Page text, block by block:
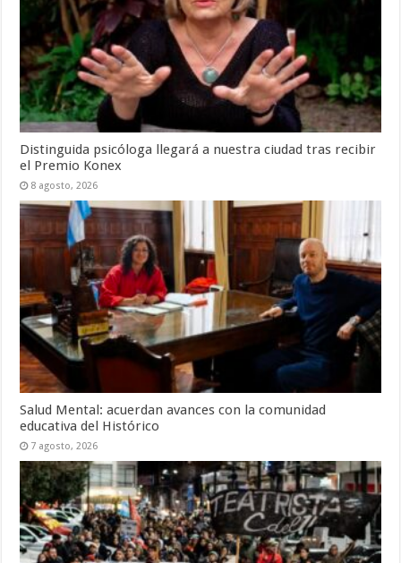
Distinguida psicóloga llegará a nuestra ciudad tras recibir
el Premio Konex
8 agosto, 2026
Salud Mental: acuerdan avances con la comunidad
educativa del Histórico
7 agosto, 2026